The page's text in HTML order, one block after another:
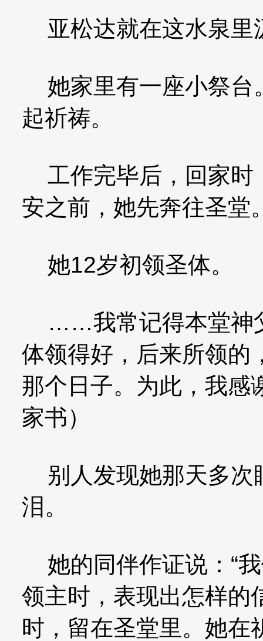
亚松达就在这水泉里
她家里有一座小祭台
起祈祷。
工作完毕后，回家时
安之前，她先奔往圣堂
她12岁初领圣体。
……我常记得本堂神
体领得好，后来所领的
那个日子。为此，我
家书）
别人发现她那天多
泪。
她的同伴作证说：“
领主时，表现出怎样的
时，留在圣堂里。她在